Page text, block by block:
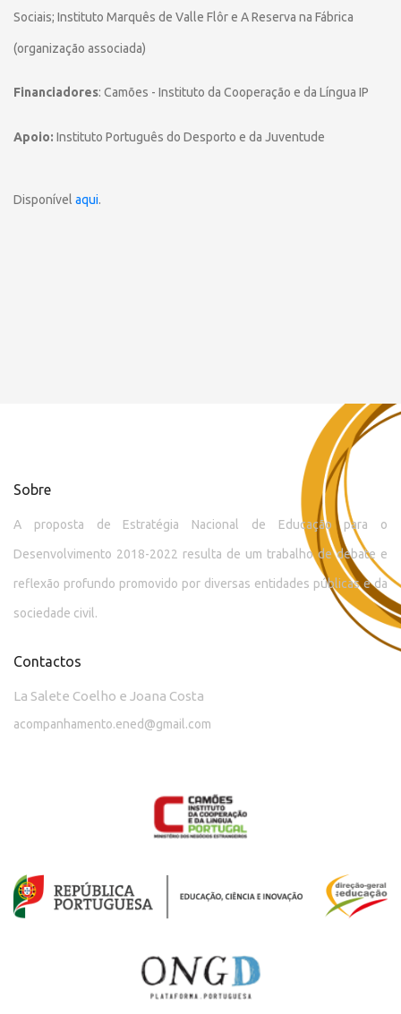
Sociais; Instituto Marquês de Valle Flôr e A Reserva na Fábrica
(organização associada)
Financiadores: Camões - Instituto da Cooperação e da Língua IP
Apoio: Instituto Português do Desporto e da Juventude
Disponível aqui.
Sobre
A proposta de Estratégia Nacional de Educação para o
Desenvolvimento 2018-2022 resulta de um trabalho de debate e
reflexão profundo promovido por diversas entidades públicas e da
sociedade civil.
Contactos
La Salete Coelho e Joana Costa
acompanhamento.ened@gmail.com